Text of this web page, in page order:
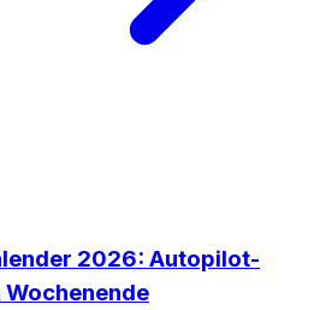
2026: Autopilot-